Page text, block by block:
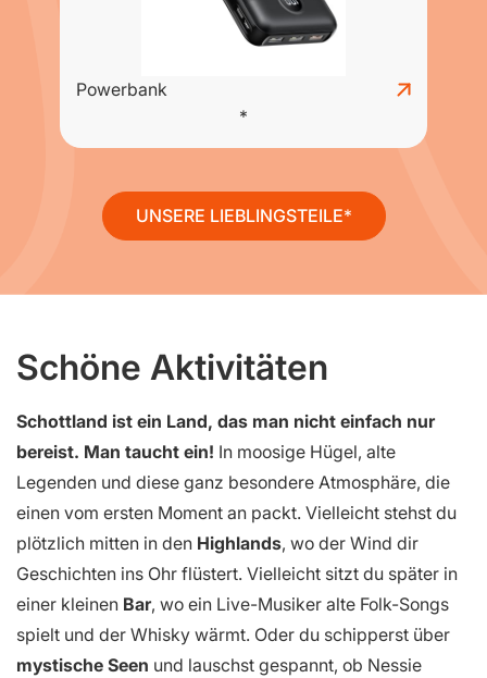
Powerbank
UNSERE LIEBLINGSTEILE
Schöne Aktivitäten
Schottland ist ein Land, das man nicht einfach nur
bereist. Man taucht ein! In moosige Hügel, alte
Legenden und diese ganz besondere Atmosphäre, die
einen vom ersten Moment an packt. Vielleicht stehst du
plötzlich mitten in den Highlands, wo der Wind dir
Geschichten ins Ohr flüstert. Vielleicht sitzt du später in
einer kleinen Bar, wo ein Live-Musiker alte Folk-Songs
spielt und der Whisky wärmt. Oder du schipperst über
mystische Seen und lauschst gespannt, ob Nessie